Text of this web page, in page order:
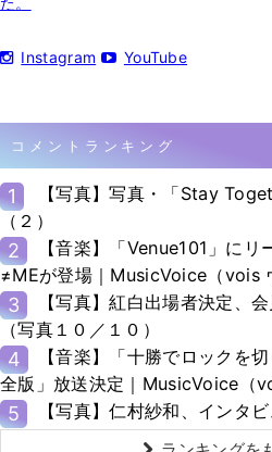
Instagram YouTube
コメントランキング
1
【写真】写真・「Stay
（２）
2
【音楽】「Venue101」に
≠MEが登場｜MusicVoice（vois
3
【写真】紅白出場者決定、
（写真１０／１０）
4
【音楽】「十勝でロックを
全版」放送決定｜MusicVoice（
5 【写真】仁村紗和、インタ